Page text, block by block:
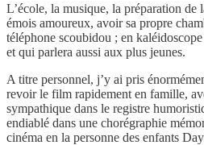
L’école, la musique, la préparation
émois amoureux, avoir sa propre
téléphone scoubidou ; en
et qui parlera aussi aux plus jeunes.
A titre personnel, j’y ai pris
revoir le film rapidement en famille,
sympathique dans le registre
endiablé dans une chorégraphie
cinéma en la personne des enfants